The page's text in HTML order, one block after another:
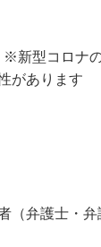
新型コロナ
があります
（弁護士・